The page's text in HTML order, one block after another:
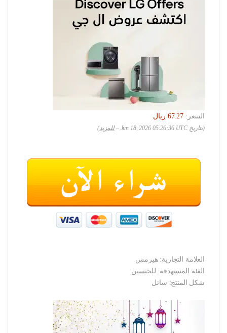
السعر:
‏67.27 ريال
(بتاريخ Jun 18, 2026 05:26:36 UTC – للمزيد)
العلامة التجارية: هيرمس
الفئة المستهدفة: للجنسين
شكل المنتج: سائل